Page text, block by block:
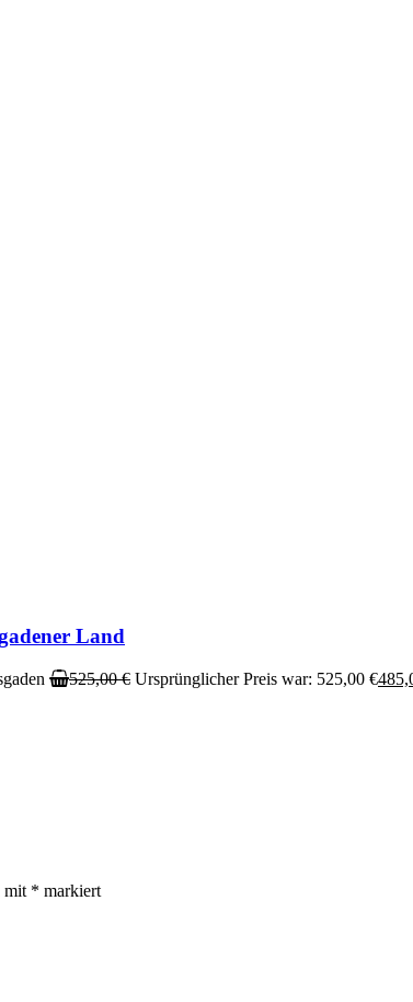
Land
525,00€ Ursprünglicher Preis war: 525,00 €
mit * markiert